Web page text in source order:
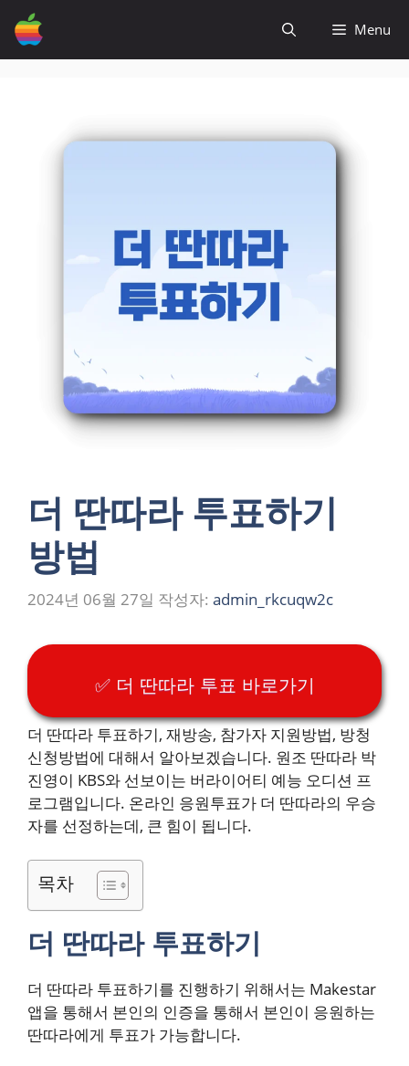
츠
Menu
더 딴따라 투표하기
방법
2024년 06월 27일 작성자: admin_rkcuqw2c
✅ 더 딴따라 투표 바로가기
더 딴따라 투표하기, 재방송, 참가자 지원방법, 방청
신청방법에 대해서 알아보겠습니다. 원조 딴따라 박
진영이 KBS와 선보이는 버라이어티 예능 오디션 프
로그램입니다. 온라인 응원투표가 더 딴따라의 우승
자를 선정하는데, 큰 힘이 됩니다.
목차
더 딴따라 투표하기
더 딴따라 투표하기를 진행하기 위해서는 Makestar
앱을 통해서 본인의 인증을 통해서 본인이 응원하는
딴따라에게 투표가 가능합니다.